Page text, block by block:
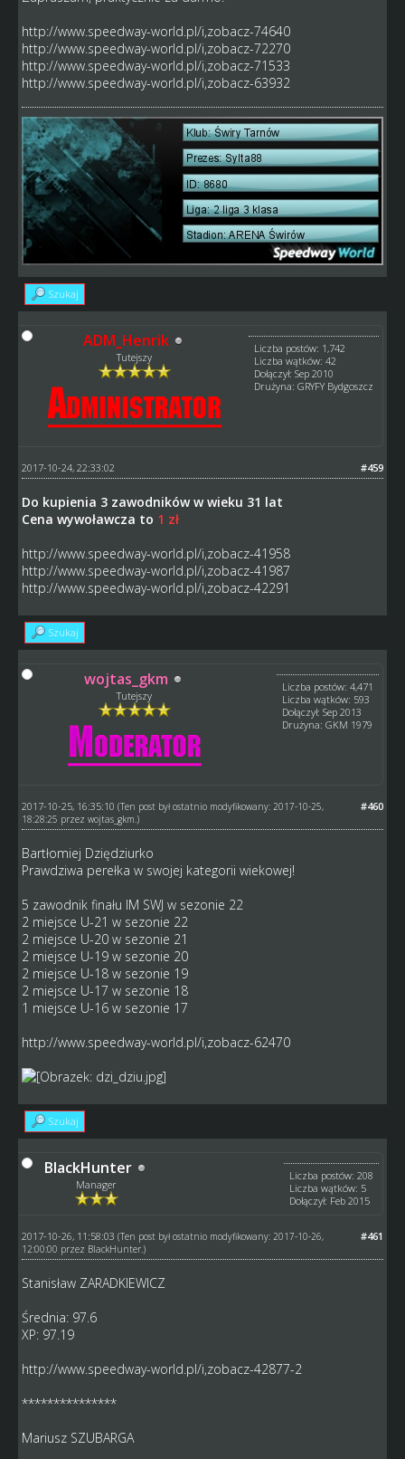
http://www.speedway-world.pl/i,zobacz-74640
http://www.speedway-world.pl/i,zobacz-72270
http://www.speedway-world.pl/i,zobacz-71533
http://www.speedway-world.pl/i,zobacz-63932
Szukaj
ADM_Henrik
Tutejszy
Liczba postów: 1,742
Liczba wątków: 42
Dołączył: Sep 2010
Drużyna: GRYFY Bydgoszcz
#459
2017-10-24, 22:33:02
Do kupienia 3 zawodników w wieku 31 lat
Cena wywoławcza to 1 zł
http://www.speedway-world.pl/i,zobacz-41958
http://www.speedway-world.pl/i,zobacz-41987
http://www.speedway-world.pl/i,zobacz-42291
Szukaj
wojtas_gkm
Tutejszy
Liczba postów: 4,471
Liczba wątków: 593
Dołączył: Sep 2013
Drużyna: GKM 1979
#460
2017-10-25, 16:35:10 (Ten post był ostatnio modyfikowany: 2017-10-25,
18:28:25 przez wojtas_gkm.)
Bartłomiej Dziędziurko
Prawdziwa perełka w swojej kategorii wiekowej!
5 zawodnik finału IM SWJ w sezonie 22
2 miejsce U-21 w sezonie 22
2 miejsce U-20 w sezonie 21
2 miejsce U-19 w sezonie 20
2 miejsce U-18 w sezonie 19
2 miejsce U-17 w sezonie 18
1 miejsce U-16 w sezonie 17
http://www.speedway-world.pl/i,zobacz-62470
Szukaj
BlackHunter
Manager
Liczba postów: 208
Liczba wątków: 5
Dołączył: Feb 2015
#461
2017-10-26, 11:58:03 (Ten post był ostatnio modyfikowany: 2017-10-26,
12:00:00 przez BlackHunter.)
Stanisław ZARADKIEWICZ
Średnia: 97.6
XP: 97.19
http://www.speedway-world.pl/i,zobacz-42877-2
***************
Mariusz SZUBARGA